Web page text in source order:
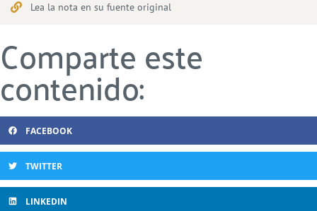
Lea la nota en su fuente original
Comparte este
contenido:
FACEBOOK
TWITTER
LINKEDIN